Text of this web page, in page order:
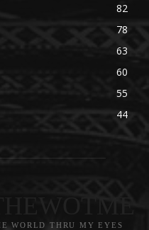
82
78
63
60
55
44
WORLD THRU MY EYES